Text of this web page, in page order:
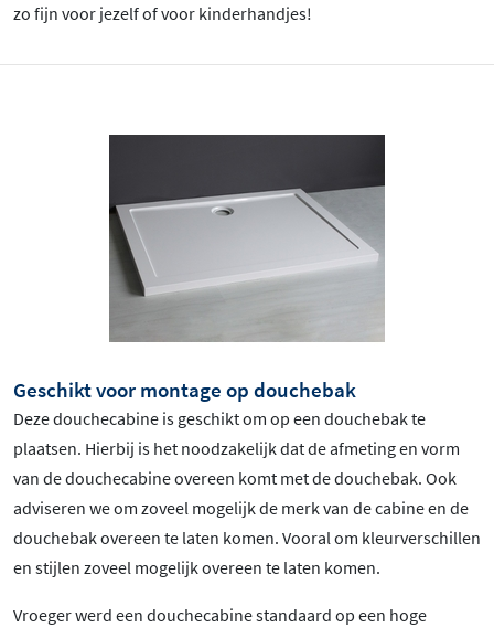
zo fijn voor jezelf of voor kinderhandjes!
Geschikt voor montage op douchebak
Deze douchecabine is geschikt om op een douchebak te
plaatsen. Hierbij is het noodzakelijk dat de afmeting en vorm
van de douchecabine overeen komt met de douchebak. Ook
adviseren we om zoveel mogelijk de merk van de cabine en de
douchebak overeen te laten komen. Vooral om kleurverschillen
en stijlen zoveel mogelijk overeen te laten komen.
Vroeger werd een douchecabine standaard op een hoge